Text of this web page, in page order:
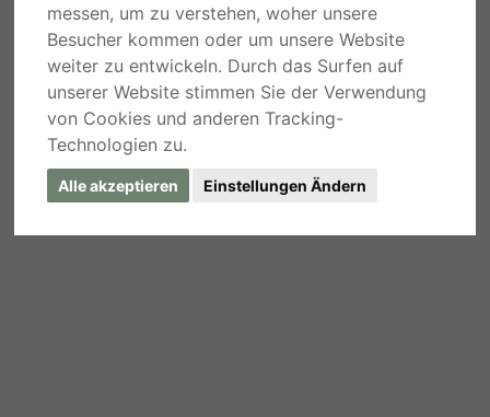
messen, um zu verstehen, woher unsere
Besucher kommen oder um unsere Website
weiter zu entwickeln. Durch das Surfen auf
unserer Website stimmen Sie der Verwendung
von Cookies und anderen Tracking-
Technologien zu.
Alle akzeptieren Einstellungen Ändern